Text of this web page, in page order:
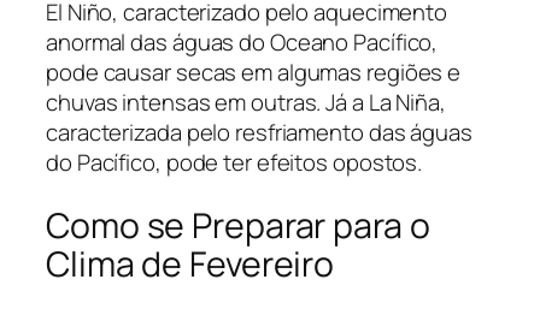
El Niño, caracterizado pelo aquecimento
anormal das águas do Oceano Pacífico,
pode causar secas em algumas regiões e
chuvas intensas em outras. Já a La Niña,
caracterizada pelo resfriamento das águas
do Pacífico, pode ter efeitos opostos.
Como se Preparar para o
Clima de Fevereiro